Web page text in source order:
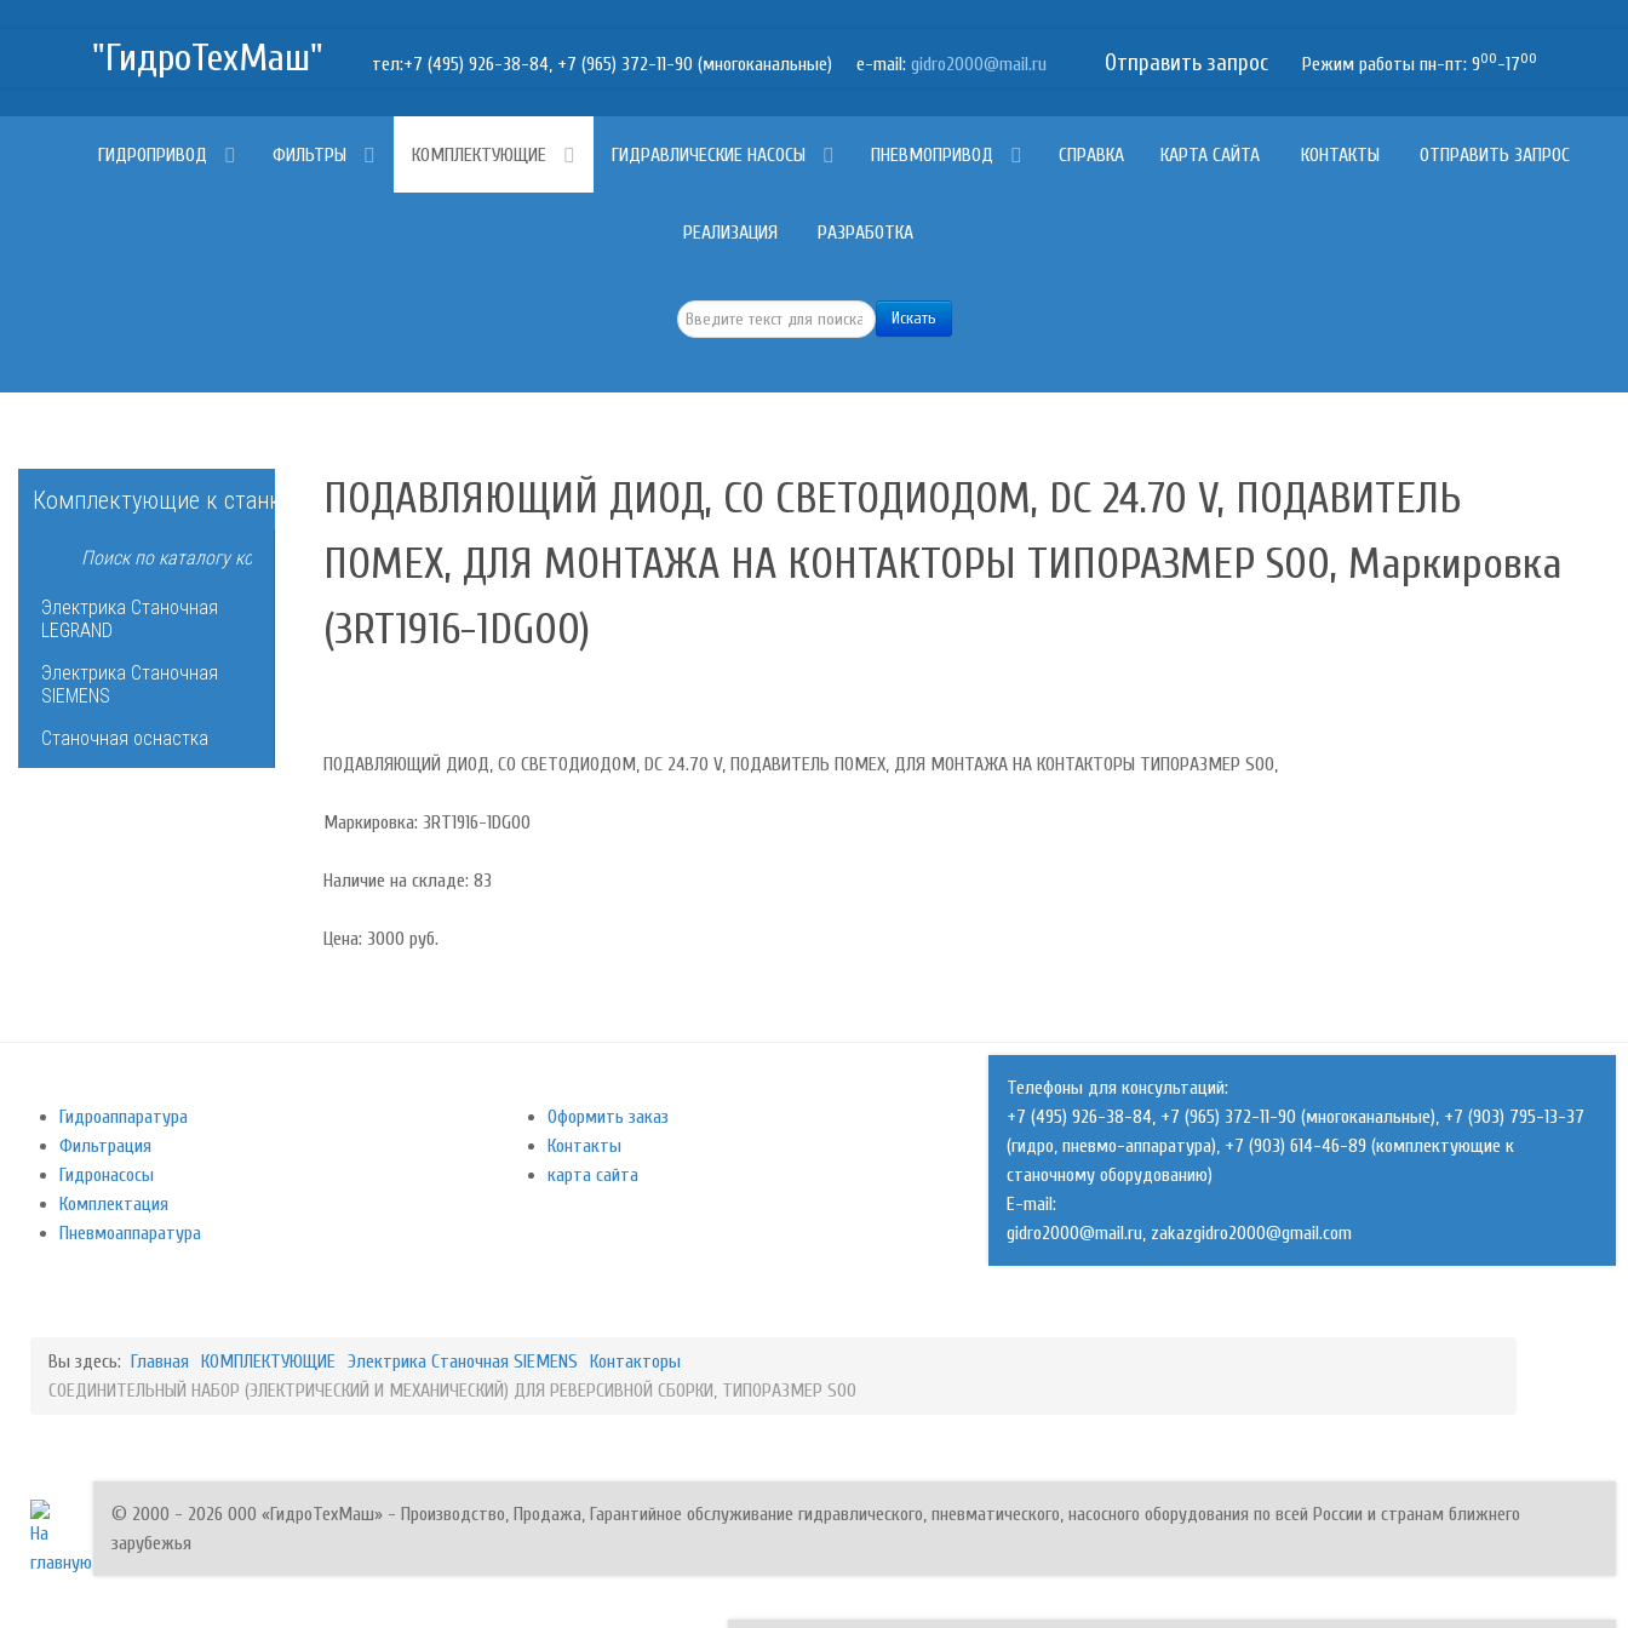
"ГидроТехМаш" тел:+7 (495) 926-38-84, +7 (965) 372-11-90 (многоканальные) e-mail: Отправить запросРежим работы пн-пт: 900-1700
ГИДРОПРИВОД ФИЛЬТРЫ КОМПЛЕКТУЮЩИЕ ГИДРАВЛИЧЕСКИЕ НАСОСЫ ПНЕВМОПРИВОД СПРАВКА КАРТА САЙТА КОНТАКТЫ ОТПРАВИТЬ ЗАПРОС
РЕАЛИЗАЦИЯ РАЗРАБОТКА
Искать... Искать
Комплектующие к станкам
Электрика Станочная
LEGRAND
Электрика Станочная
SIEMENS
Станочная оснастка
ПОДАВЛЯЮЩИЙ ДИОД, СО СВЕТОДИОДОМ, DC 24.70 V, ПОДАВИТЕЛЬ
ПОМЕХ, ДЛЯ МОНТАЖА НА КОНТАКТОРЫ ТИПОРАЗМЕР S00, Маркировка
(3RT1916-1DG00)
ПОДАВЛЯЮЩИЙ ДИОД, СО СВЕТОДИОДОМ, DC 24.70 V, ПОДАВИТЕЛЬ ПОМЕХ, ДЛЯ МОНТАЖА НА КОНТАКТОРЫ ТИПОРАЗМЕР S00,
Маркировка: 3RT1916-1DG00
Наличие на складе: 83
Цена: 3000 руб.
Гидроаппаратура
Фильтрация
Гидронасосы
Комплектация
Пневмоаппаратура
Оформить заказ
Контакты
карта сайта
Телефоны для консультаций:
+7 (495) 926-38-84, +7 (965) 372-11-90 (многоканальные), +7 (903) 795-13-37
(гидро, пневмо-аппаратура), +7 (903) 614-46-89 (комплектующие к
станочному оборудованию)
E-mail:
,
Вы здесь: Главная КОМПЛЕКТУЮЩИЕ Электрика Станочная SIEMENS
Контакторы
СОЕДИНИТЕЛЬНЫЙ НАБОР (ЭЛЕКТРИЧЕСКИЙ И МЕХАНИЧЕСКИЙ) ДЛЯ РЕВЕРСИВНОЙ СБОРКИ, ТИПОРАЗМЕР S00
© 2000 - 2026 ООО «ГидроТехМаш» - Производство, Продажа, Гарантийное обслуживание гидравлического, пневматического, насосного оборудования по всей России и странам ближнего
зарубежья